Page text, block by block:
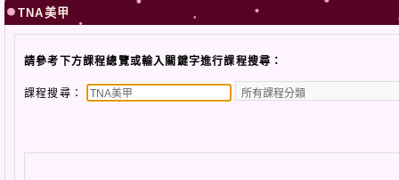
TNA美甲
請參考下方課程總覽或輸入關鍵字進行課程搜尋：
課程搜尋：